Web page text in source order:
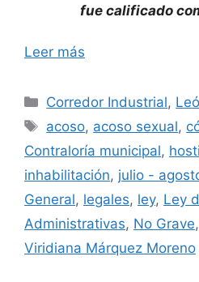
fue calificado
Leer más
Categorías
Corredor Industrial,
Etiquetas
acoso, acoso sexual,
Contraloría municipal,
inhabilitación, julio -
General, legales, ley, Ley
Administrativas, No Grave,
Viridiana Márquez Moreno